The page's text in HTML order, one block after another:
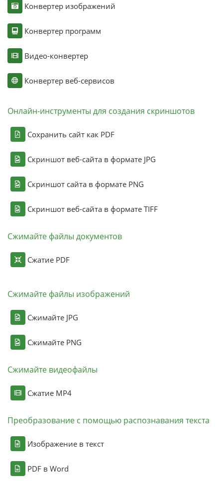
Конвертер изображений
Конвертер программ
Видео-конвертер
Конвертер веб-сервисов
Онлайн-инструменты для создания скриншотов
Сохранить сайт как PDF
Скриншот веб-сайта в формате JPG
Скриншот сайта в формате PNG
Скриншот веб-сайта в формате TIFF
Сжимайте файлы документов
Сжатие PDF
Сжимайте файлы изображений
Сжимайте JPG
Сжимайте PNG
Сжимайте видеофайлы
Сжатие MP4
Преобразование с помощью распознавания текста
Изображение в текст
PDF в Word